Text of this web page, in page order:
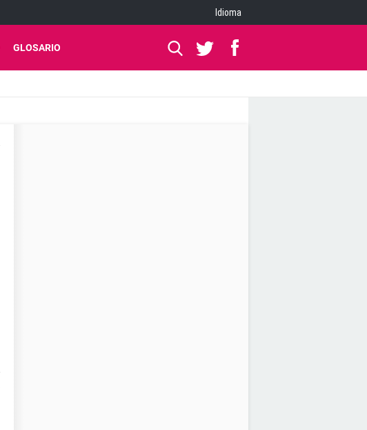
Idioma
GLOSARIO